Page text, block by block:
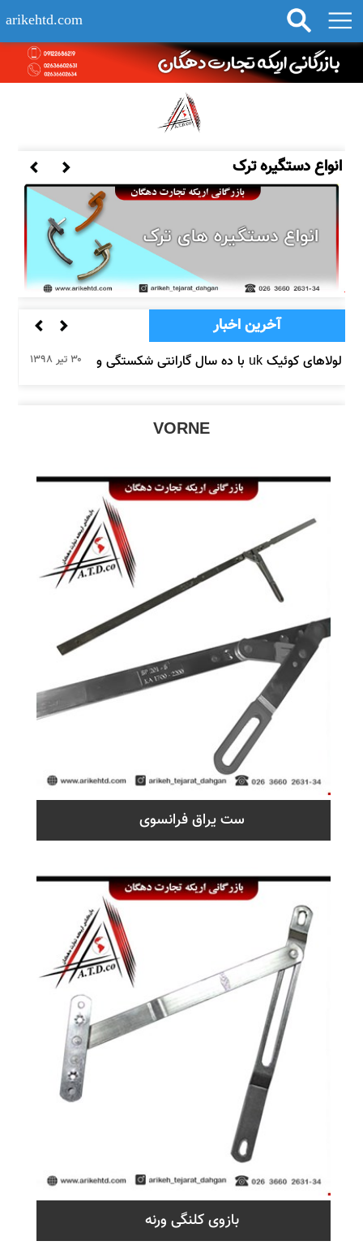
arikehtd.com
انواع دستگیره ترک
آخرین اخبار
محصولات جدید سیستم فولکس واگنی سیستم
۱۲ مرداد ۱۳۹۹
VORNE
ست یراق فرانسوی
بازوی کلنگی ورنه